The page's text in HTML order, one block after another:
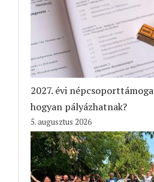
2027. évi
hogyan pályázhatnak?
5. augusztus 2026